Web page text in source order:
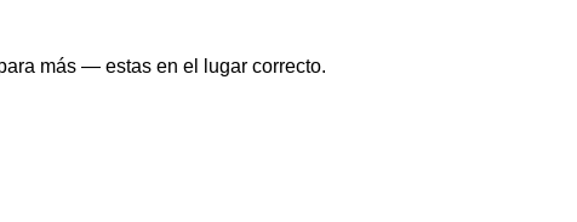
más — estas en el lugar correcto.